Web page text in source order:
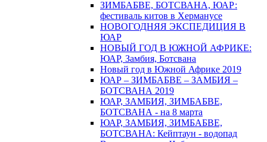
ЗИМБАБВЕ, БОТСВАНА, ЮАР:
фестиваль китов в Херманусе
НОВОГОДНЯЯ ЭКСПЕДИЦИЯ В
ЮАР
НОВЫЙ ГОД В ЮЖНОЙ АФРИКЕ:
ЮАР, Замбия, Ботсвана
Новый год в Южной Африке 2019
ЮАР – ЗИМБАБВЕ – ЗАМБИЯ –
БОТСВАНА 2019
ЮАР, ЗАМБИЯ, ЗИМБАБВЕ,
БОТСВАНА - на 8 марта
ЮАР, ЗАМБИЯ, ЗИМБАБВЕ,
БОТСВАНА: Кейптаун - водопад